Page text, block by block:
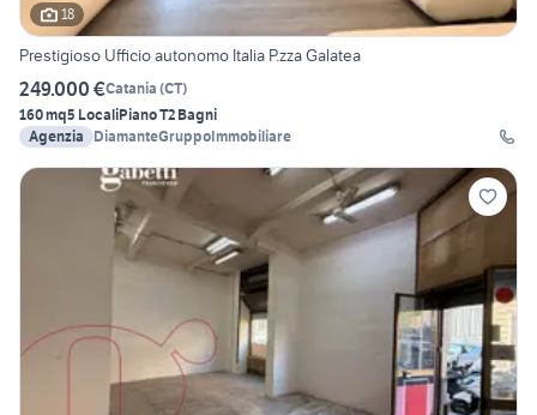
18
Prestigioso Ufficio autonomo Italia P.zza Galatea
249.000 €Catania (CT)
160 mq5 LocaliPiano T2 Bagni
Agenzia
DiamanteGruppoImmobiliare